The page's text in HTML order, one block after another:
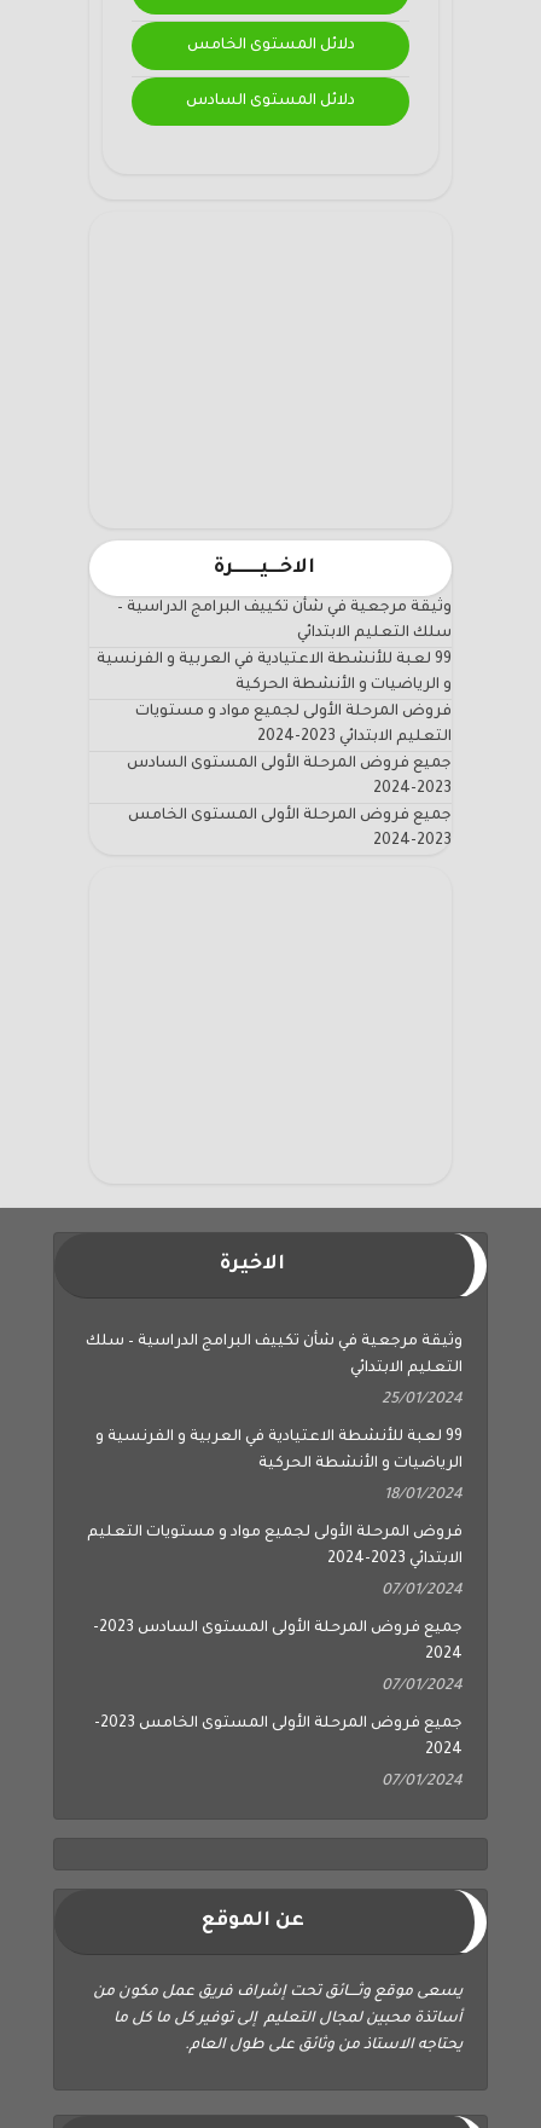
دلائل المستوى الخامس
دلائل المستوى السادس
الاخـــيـــــــرة
وثيقة مرجعية في شأن تكييف البرامج الدراسية –
سلك التعليم الابتدائي
99 لعبة للأنشطة الاعتيادية في العربية و الفرنسية
و الرياضيات و الأنشطة الحركية
فروض المرحلة الأولى لجميع مواد و مستويات
التعليم الابتدائي 2023-2024
جميع فروض المرحلة الأولى المستوى السادس
2023-2024
جميع فروض المرحلة الأولى المستوى الخامس
2023-2024
الاخيرة
وثيقة مرجعية في شأن تكييف البرامج الدراسية – سلك
التعليم الابتدائي
25/01/2024
99 لعبة للأنشطة الاعتيادية في العربية و الفرنسية و
الرياضيات و الأنشطة الحركية
18/01/2024
فروض المرحلة الأولى لجميع مواد و مستويات التعليم
الابتدائي 2023-2024
07/01/2024
جميع فروض المرحلة الأولى المستوى السادس 2023-
2024
07/01/2024
جميع فروض المرحلة الأولى المستوى الخامس 2023-
2024
07/01/2024
عن الموقع
يسعى موقع وثــــائق تحت إشراف فريق عمل مكون من
أساتذة محبين لمجال التعليم إلى توفير كل ما كل ما
يحتاجه الاستاذ من وثائق على طول العام.